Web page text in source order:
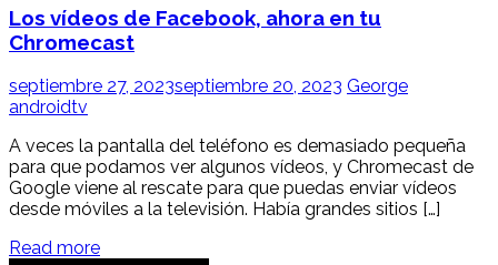
Los vídeos de Facebook, ahora en tu
Chromecast
septiembre 27, 2023septiembre 20, 2023 George
androidtv
A veces la pantalla del teléfono es demasiado pequeña
para que podamos ver algunos vídeos, y Chromecast de
Google viene al rescate para que puedas enviar vídeos
desde móviles a la televisión. Había grandes sitios […]
Read more